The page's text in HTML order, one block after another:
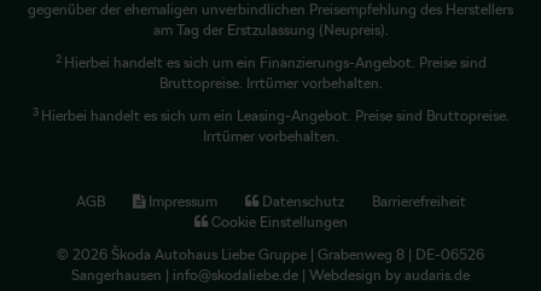
gegenüber der ehemaligen unverbindlichen Preisempfehlung des Herstellers
am Tag der Erstzulassung (Neupreis).
2 Hierbei handelt es sich um ein Finanzierungs-Angebot. Preise sind
Bruttopreise. Irrtümer vorbehalten.
3 Hierbei handelt es sich um ein Leasing-Angebot. Preise sind Bruttopreise.
Irrtümer vorbehalten.
AGB Impressum Datenschutz
Barrierefreiheit
Cookie Einstellungen
© 2026 Škoda Autohaus Liebe Gruppe | Grabenweg 8 | DE-06526
Sangerhausen | info@skodaliebe.de | Webdesign by audaris.de